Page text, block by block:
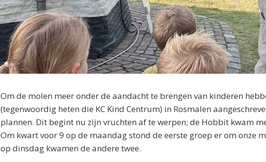
Om de molen meer onder de aandacht te brengen van kinderen
(tegenwoordig heten die KC Kind Centrum) in Rosmalen
plannen. Dit begint nu zijn vruchten af te werpen; de Hobbit kwam
Om kwart voor 9 op de maandag stond de eerste groep er om onze
op dinsdag kwamen de andere twee.